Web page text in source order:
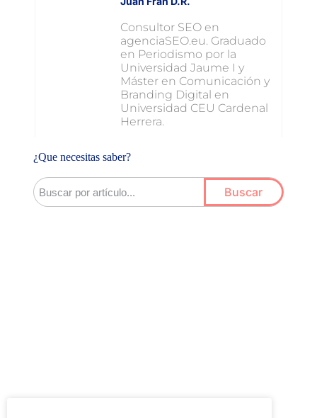
Consultor SEO en
agenciaSEO.eu. Graduado
en Periodismo por la
Universidad Jaume I y
Máster en Comunicación y
Branding Digital en
Universidad CEU Cardenal
Herrera.
¿Que necesitas saber?
Buscar